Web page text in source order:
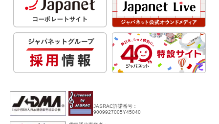
JASRAC許諾番号：
9009927005Y45040